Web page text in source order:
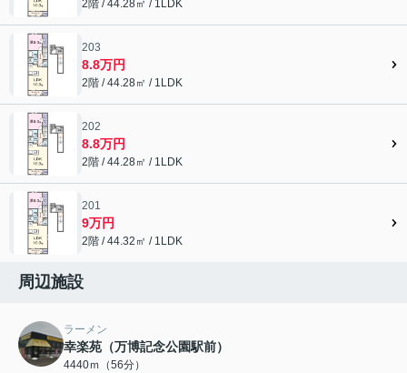
2階 / 44.28㎡ / 1LDK
203
8.8万円
2階 / 44.28㎡ / 1LDK
202
8.8万円
2階 / 44.28㎡ / 1LDK
201
9万円
2階 / 44.32㎡ / 1LDK
周辺施設
ラーメン
幸楽苑（万博記念公園駅前）
4440ｍ（56分）